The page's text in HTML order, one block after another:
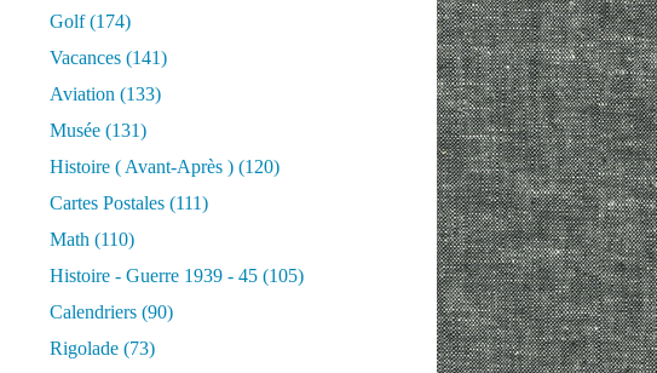
Golf(174)
Vacances (141)
Aviation (133)
Musée (131)
Histoire ( Avant-Après ) (120)
Cartes Postales (111)
Math (110)
Histoire - Guerre 1939 - 45 (105)
Calendriers (90)
Rigolade (73)